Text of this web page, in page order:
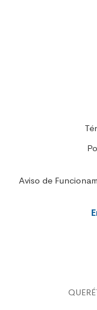
Aviso de